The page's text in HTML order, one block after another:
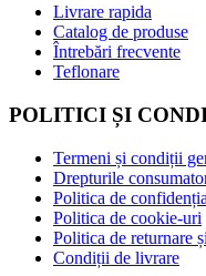
Livrare rapida
Catalog de produse
Întrebări frecvente
Teflonare
POLITICI ȘI
Termeni și condiții
Drepturile
Politica de
Politica de cookie-uri
Politica de returnare
Condiții de livrare